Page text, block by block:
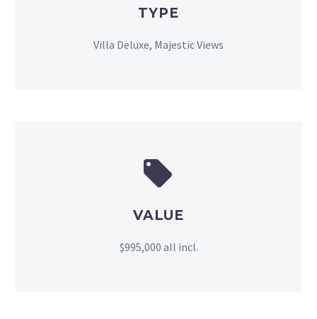
TYPE
Villa Deluxe, Majestic Views


VALUE
$995,000 all incl.